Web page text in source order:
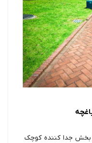
بخش جدا کننده کوچک